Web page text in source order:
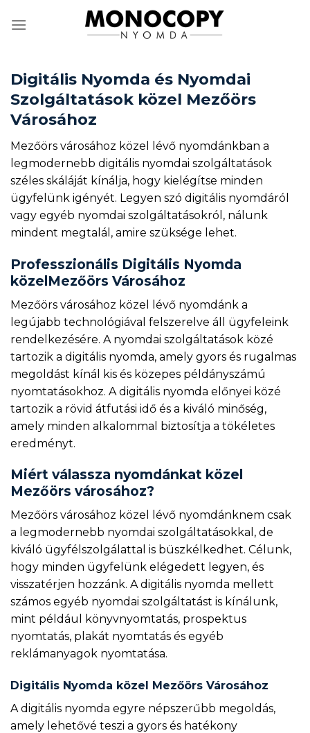
Digitális Nyomda és Nyomdai
Szolgáltatások közel Mezőörs
Városához
Mezőörs városához közel lévő nyomdánkban a
legmodernebb digitális nyomdai szolgáltatások
széles skáláját kínálja, hogy kielégítse minden
ügyfelünk igényét. Legyen szó digitális nyomdáról
vagy egyéb nyomdai szolgáltatásokról, nálunk
mindent megtalál, amire szüksége lehet.
Professzionális Digitális Nyomda
közelMezőörs Városához
Mezőörs városához közel lévő nyomdánk a
legújabb technológiával felszerelve áll ügyfeleink
rendelkezésére. A nyomdai szolgáltatások közé
tartozik a digitális nyomda, amely gyors és rugalmas
megoldást kínál kis és közepes példányszámú
nyomtatásokhoz. A digitális nyomda előnyei közé
tartozik a rövid átfutási idő és a kiváló minőség,
amely minden alkalommal biztosítja a tökéletes
eredményt.
Miért válassza nyomdánkat közel
Mezőörs városához?
Mezőörs városához közel lévő nyomdánknem csak
a legmodernebb nyomdai szolgáltatásokkal, de
kiváló ügyfélszolgálattal is büszkélkedhet. Célunk,
hogy minden ügyfelünk elégedett legyen, és
visszatérjen hozzánk. A digitális nyomda mellett
számos egyéb nyomdai szolgáltatást is kínálunk,
mint például könyvnyomtatás, prospektus
nyomtatás, plakát nyomtatás és egyéb
reklámanyagok nyomtatása.
Digitális Nyomda közel Mezőörs Városához
A digitális nyomda egyre népszerűbb megoldás,
amely lehetővé teszi a gyors és hatékony